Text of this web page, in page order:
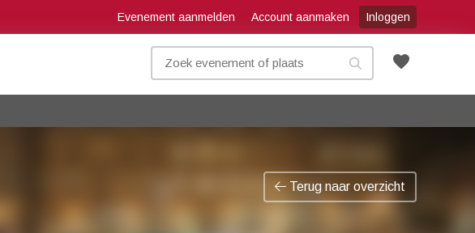
Evenement aanmelden Account aanmaken Inloggen
favorite
Terug naar overzicht